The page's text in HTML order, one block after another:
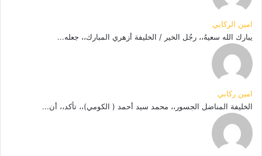
امين الركابي
يبارك الله سعيهُ،، رجُل الخير / الخليفة أزهري المبارك،، جعله...
امين ركابي
الخليفة المناضل الجسور،، محمد سيد أحمد ( الكومي)،، تأكد،، أن...